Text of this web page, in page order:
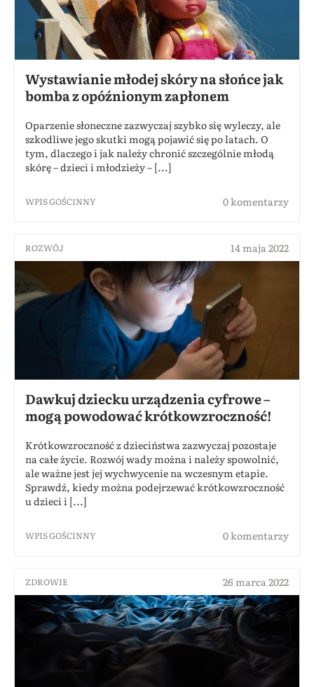
Wystawianie młodej skóry na słońce jak
bomba z opóźnionym zapłonem
Oparzenie słoneczne zazwyczaj szybko się wyleczy, ale
szkodliwe jego skutki mogą pojawić się po latach. O
tym, dlaczego i jak należy chronić szczególnie młodą
skórę – dzieci i młodzieży – [...]
WPIS GOŚCINNY 0 komentarzy
ROZWÓJ 14 maja 2022
Dawkuj dziecku urządzenia cyfrowe –
mogą powodować krótkowzroczność!
Krótkowzroczność z dzieciństwa zazwyczaj pozostaje
na całe życie. Rozwój wady można i należy spowolnić,
ale ważne jest jej wychwycenie na wczesnym etapie.
Sprawdź, kiedy można podejrzewać krótkowzroczność
u dzieci i [...]
WPIS GOŚCINNY 0 komentarzy
ZDROWIE 26 marca 2022